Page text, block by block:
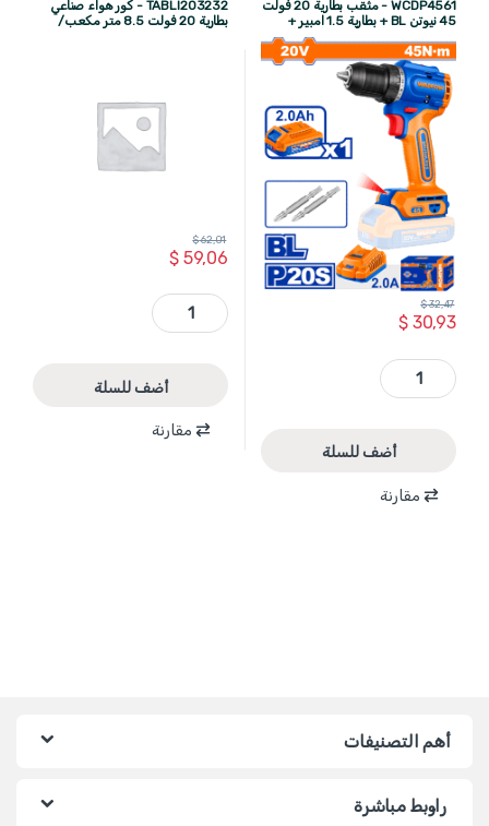
WCDP4561 - مثقب بطارية 20 فولت
45 نيوتن BL + بطارية 1.5 امبير +
$30,93
$32,47
WCDP4561 - مثقب بطارية 20 فولت 45 نيوتن BL + بطارية 1.5 امبير + شاحن + اكسسوارات ماركة WADFOW quantity
أضف للسلة
مقارنة
TABLI203232 - كور هواء صناعي
بطارية 20 فولت 8.5 متر مكعب/
$59,06
$62,01
TABLI203232 - كور هواء صناعي بطارية 20 فولت 8.5 متر مكعب/دقيقة + بطارية 2 امبير عدد 2 + شاحن ماركة TOTAL quantity
أضف للسلة
مقارنة
أهم التصنيفات
راوبط مباشرة